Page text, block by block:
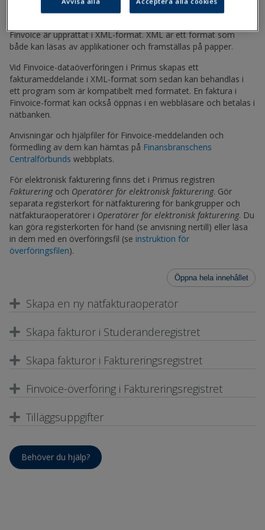
betalningar.
Finvoice är upprättat i XML-format. XML är ett format som
både kan läsas av applikationer och framställas på papper.
Vid Finvoice-dataöverföringen i Primus skapas ett
fakturameddelande i XML-format som sedan kan behandlas i
ett program som är kompatibelt med formatet. En faktura i
Finvoice-format kan också öppnas i en webbläsare och betalas i
nätbanken.
Anvisningar och hjälpfiler för Finvoice-meddelanden och
förmedling av dem kan hämtas på Finansbranschens
Centralförbunds webbplats.
För elektronisk fakturering finns det i Primus registren
Faktureringoch Operatörer för elektronisk fakturering. Gör
separata registerkort för nätfakturering för bankgrupper och
nätfakturaoperatörer i Operatörer för elektronisk fakturering. Du
kan göra registerkorten för hand (se anvisning nertill) eller läsa
in dem med en överföringsfil (se instruktion för
överföringsfilen).
Öppna hela innehållet
Skapa en ny nätfakturaoperatör
Skapa fakturor i Studeranderegistret
Skapa fakturor i Faktureringsregistret
Finvoice-överföring i Faktureringsregistret
Tilläggsuppgifter
Behöver du hjälp?